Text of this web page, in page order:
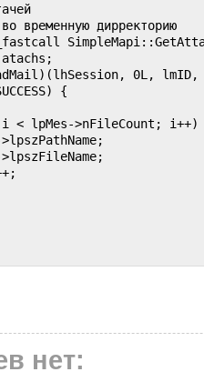
временную дирректорию
0L,
{
< lpMes->nFileCount; i++)
нет: